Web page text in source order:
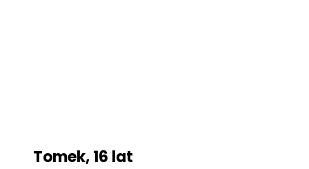
Tomek, 16 lat